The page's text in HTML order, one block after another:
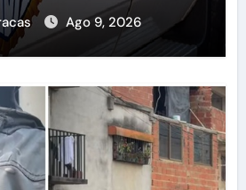
Ago 9, 2026